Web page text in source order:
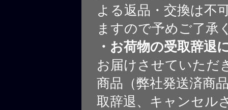
よる返品・交換は不
ますので予めご了承
・お荷物の受取辞退
お届けさせていただ
商品（弊社発送済商
取辞退、キャンセル